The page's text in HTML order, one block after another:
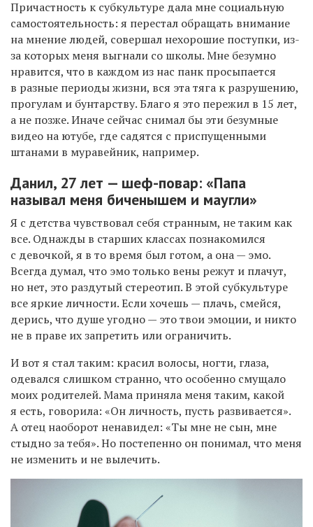
Причастность к субкультуре дала мне социальную
самостоятельность: я перестал обращать внимание
на мнение людей, совершал нехорошие поступки, из-
за которых меня выгнали со школы. Мне безумно
нравится, что в каждом из нас панк просыпается
в разные периоды жизни, вся эта тяга к разрушению,
прогулам и бунтарству. Благо я это пережил в 15 лет,
а не позже. Иначе сейчас снимал бы эти безумные
видео на ютубе, где садятся с приспущенными
штанами в муравейник, например.
Данил, 27 лет — шеф-повар: «Папа
называл меня биченышем и маугли»
Я с детства чувствовал себя странным, не таким как
все. Однажды в старших классах познакомился
с девочкой, я в то время был готом, а она — эмо.
Всегда думал, что эмо только вены режут и плачут,
но нет, это раздутый стереотип. В этой субкультуре
все яркие личности. Если хочешь — плачь, смейся,
дерись, что душе угодно — это твои эмоции, и никто
не в праве их запретить или ограничить.
И вот я стал таким: красил волосы, ногти, глаза,
одевался слишком странно, что особенно смущало
моих родителей. Мама приняла меня таким, какой
я есть, говорила: «Он личность, пусть развивается».
А отец наоборот ненавидел: «Ты мне не сын, мне
стыдно за тебя». Но постепенно он понимал, что меня
не изменить и не вылечить.